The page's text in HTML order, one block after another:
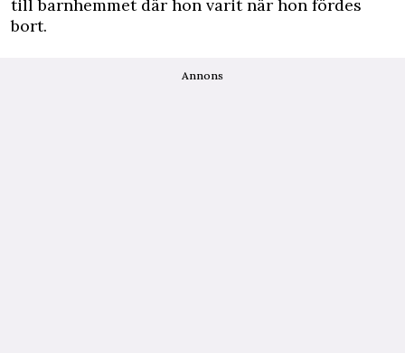
till barnhemmet där hon varit när hon fördes
bort.
Annons